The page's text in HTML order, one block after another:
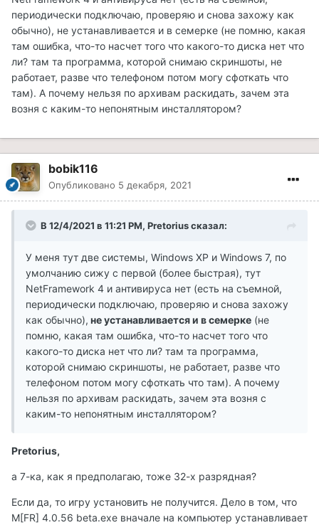
периодически подключаю, проверяю и снова захожу как
обычно), не устанавливается и в семерке (не помню, какая
там ошибка, что-то насчет того что какого-то диска нет что
ли? там та программа, которой снимаю скриншоты, не
работает, разве что телефоном потом могу сфоткать что
там). А почему нельзя по архивам раскидать, зачем эта
возня с каким-то непонятным инсталлятором?
bobik116
Опубликовано 5 декабря, 2021
В 12/4/2021 в 11:21 PM, Pretorius сказал:
У меня тут две системы, Windows XP и Windows 7, по
умолчанию сижу с первой (более быстрая), тут
NetFramework 4 и антивируса нет (есть на съемной,
периодически подключаю, проверяю и снова захожу
как обычно), не устанавливается и в семерке (не
помню, какая там ошибка, что-то насчет того что
какого-то диска нет что ли? там та программа,
которой снимаю скриншоты, не работает, разве что
телефоном потом могу сфоткать что там). А почему
нельзя по архивам раскидать, зачем эта возня с
каким-то непонятным инсталлятором?
Pretorius,
а 7-ка, как я предполагаю, тоже 32-х разрядная?
Если да, то игру установить не получится. Дело в том, что
M[FR] 4.0.56 beta.exe вначале на компьютер устанавливает